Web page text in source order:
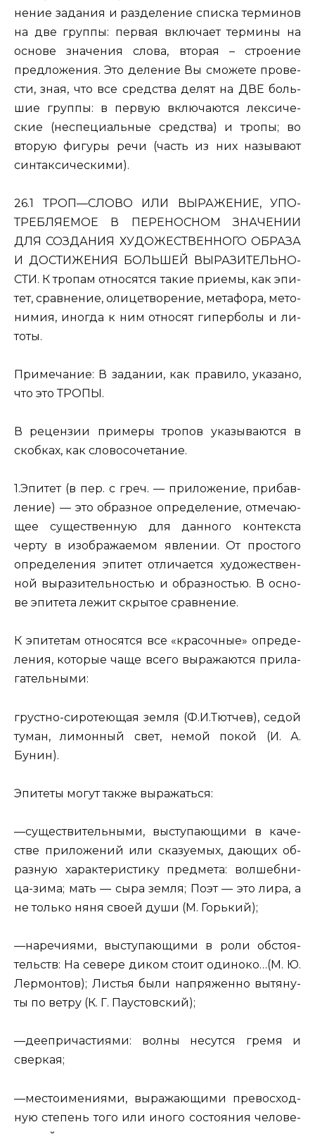
не­ние за­да­ния и раз­де­ле­ние спис­ка тер­ми­нов
на две груп­пы: пер­вая вклю­ча­ет тер­ми­ны на
ос­но­ве зна­че­ния слова, вто­рая – стро­е­ние
пред­ло­же­ния. Это де­ле­ние Вы смо­же­те про­ве­
сти, зная, что все сред­ства делят на ДВЕ боль­
шие груп­пы: в первую вклю­ча­ют­ся лек­си­че­
ские (не­спе­ци­аль­ные сред­ства) и тропы; во
вто­рую фи­гу­ры речи (часть из них на­зы­ва­ют
син­так­си­че­ски­ми).
26.1 ТРОП—СЛОВО ИЛИ ВЫ­РА­ЖЕ­НИЕ, УПО­
ТРЕБ­ЛЯ­Е­МОЕ В ПЕ­РЕ­НОС­НОМ ЗНА­ЧЕ­НИИ
ДЛЯ СО­ЗДА­НИЯ ХУ­ДО­ЖЕ­СТВЕН­НО­ГО ОБ­РА­ЗА
И ДО­СТИ­ЖЕ­НИЯ БОЛЬ­ШЕЙ ВЫ­РА­ЗИ­ТЕЛЬ­НО­
СТИ. К тро­пам от­но­сят­ся такие при­е­мы, как эпи­
тет, срав­не­ние, оли­це­тво­ре­ние, ме­та­фо­ра, ме­то­
ни­мия, ино­гда к ним от­но­сят ги­пер­бо­лы и ли­
то­ты.
При­ме­ча­ние: В за­да­нии, как пра­ви­ло, ука­за­но,
что это ТРОПЫ.
В ре­цен­зии при­ме­ры тро­пов ука­зы­ва­ют­ся в
скоб­ках, как сло­во­со­че­та­ние.
1.Эпи­тет(в пер. с греч. — при­ло­же­ние, при­бав­
ле­ние) — это об­раз­ное опре­де­ле­ние, от­ме­ча­ю­
щее су­ще­ствен­ную для дан­но­го кон­тек­ста
черту в изоб­ра­жа­е­мом яв­ле­нии. От про­сто­го
опре­де­ле­ния эпи­тет от­ли­ча­ет­ся ху­до­же­ствен­
ной вы­ра­зи­тель­но­стью и об­раз­но­стью. В ос­но­
ве эпи­те­та лежит скры­тое срав­не­ние.
К эпи­те­там от­но­сят­ся все «кра­соч­ные» опре­де­
ле­ния, ко­то­рые чаще всего вы­ра­жа­ют­ся при­ла­
га­тель­ны­ми:
груст­но-си­ро­те­ю­щая земля (Ф.И.Тют­чев), седой
туман, ли­мон­ный свет, немой покой
(И. А.
Бунин).
Эпи­те­ты могут также вы­ра­жать­ся:
—су­ще­стви­тель­ны­ми, вы­сту­па­ю­щи­ми в ка­че­
стве при­ло­же­ний или ска­зу­е­мых, да­ю­щих об­
раз­ную ха­рак­те­ри­сти­ку пред­ме­та: вол­шеб­ни­
ца-зима; мать — сыра земля; Поэт — это лира, а
не толь­ко няня своей души (М. Горь­кий);
—на­ре­чи­я­ми, вы­сту­па­ю­щи­ми в роли об­сто­я­
тельств: На се­ве­ре диком стоитоди­но­ко…(М. Ю.
Лер­мон­тов); Ли­стья были на­пря­жен­но вы­тя­ну­
ты по ветру (К. Г. Па­у­стов­ский);
—де­е­при­ча­сти­я­ми: волны не­сут­ся гремя и
свер­кая;
—ме­сто­име­ни­я­ми, вы­ра­жа­ю­щи­ми пре­вос­ход­
ную сте­пень того или иного со­сто­я­ния че­ло­ве­